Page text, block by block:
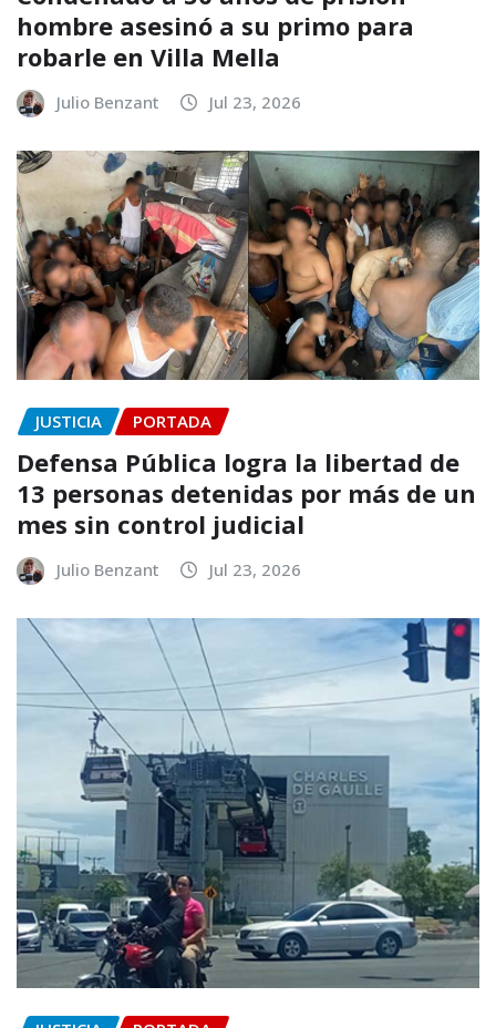
hombre asesinó a su primo para
robarle en Villa Mella
Julio Benzant Jul 23, 2026
JUSTICIA PORTADA
Defensa Pública logra la libertad de
13 personas detenidas por más de un
mes sin control judicial
Julio Benzant Jul 23, 2026